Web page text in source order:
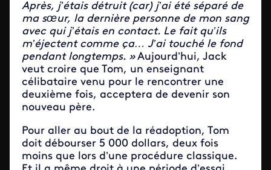
Après, j’étais détruit (car) j’ai été séparé de
ma sœur, la dernière personne de mon sang
avec qui j’étais en contact. Le fait qu’ils
m’éjectent comme ça… J’ai touché le fond
pendant longtemps. »Aujourd’hui, Jack
veut croire que Tom, un enseignant
célibataire venu pour le rencontrer une
deuxième fois, acceptera de devenir son
nouveau père.
Pour aller au bout de la réadoption, Tom
doit débourser 5 000 dollars, deux fois
moins que lors d’une procédure classique.